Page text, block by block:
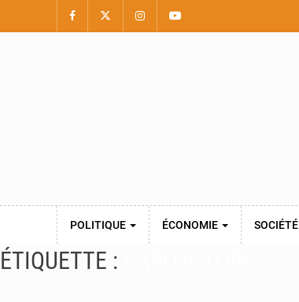
POLITIQUE ÉCONOMIE SOCIÉTÉ
ÉTIQUETTE :